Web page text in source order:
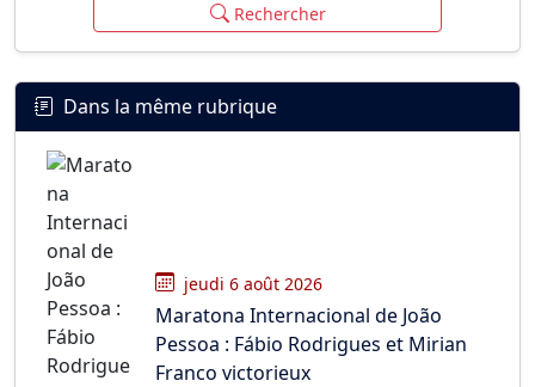
Rechercher
Dans la même rubrique
jeudi 6 août 2026
Maratona Internacional de João
Pessoa : Fábio Rodrigues et Mirian
Franco victorieux